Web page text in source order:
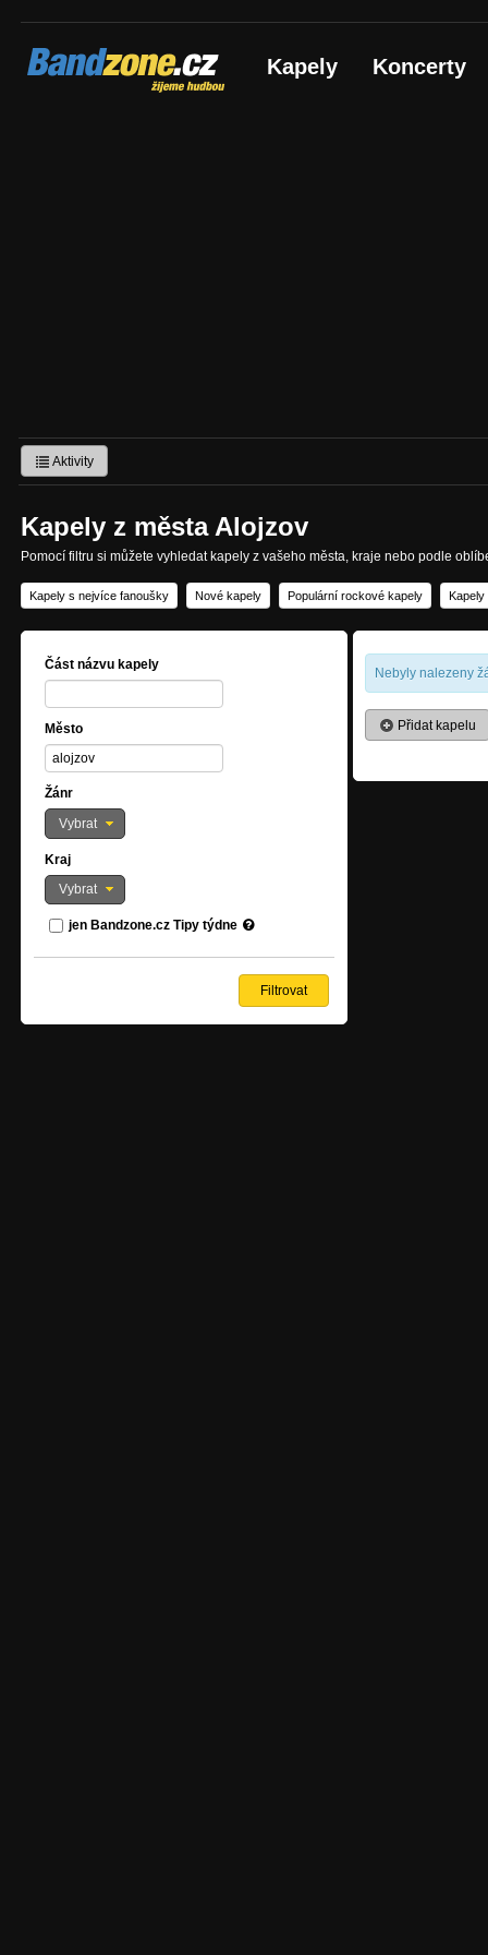
Bandzone.cz
žijeme hudbou Kapely Koncerty
Aktivity
Kapely z města Alojzov
Pomocí filtru si můžete vyhledat kapely z vašeho města, kraje nebo podle
Kapely s nejvíce fanoušky Nové kapely Populární rockové kapely Kapely
Část názvu kapely
Město
Žánr
Vybrat
Kraj
Vybrat
jen Bandzone.cz Tipy týdne
Nebyly nalezeny
Přidat kapelu